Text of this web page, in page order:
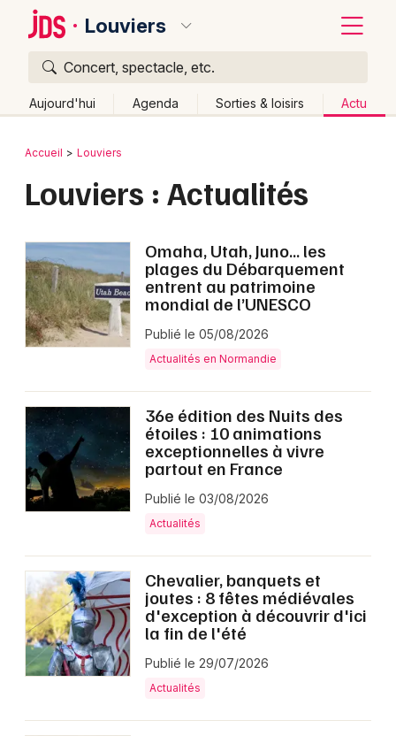
Louviers
Concert, spectacle, etc.
Aujourd'hui Agenda Sorties & loisirs Actu
Publier un événement
Grands événements
Activité & Expérience
Manifestations
Foires & salons
Spectacles
Concerts
Sports
Soirées
Sorties famille
Expos
Bordeaux
Lille
Lyon
Marseille
Montpellier
Nantes
Nice
Paris
Toulouse
Toutes les villes
Retour
Accueil Louviers
Louviers : Actualités
Omaha, Utah, Juno… les
plages du Débarquement
entrent au patrimoine
mondial de l’UNESCO
Publié le 05/08/2026
Actualités en Normandie
36e édition des Nuits des
étoiles : 10 animations
exceptionnelles à vivre
partout en France
Publié le 03/08/2026
Actualités
Chevalier, banquets et
joutes : 8 fêtes médiévales
d'exception à découvrir d'ici
la fin de l'été
Publié le 29/07/2026
Actualités
Quoi ?
Où ?
Partout
Près de moi Changer de lieu
Aujourd'hui
Demain Ce week-end Autre